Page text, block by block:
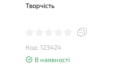
Творчість
Код: 123424
В наявності